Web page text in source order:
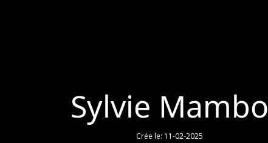
Sylvie Mambo
Crée le: 11-02-2025